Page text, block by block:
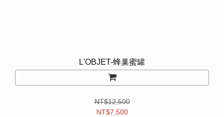
L'OBJET-蜂巢蜜罐
NT$12,500
NT$7,500